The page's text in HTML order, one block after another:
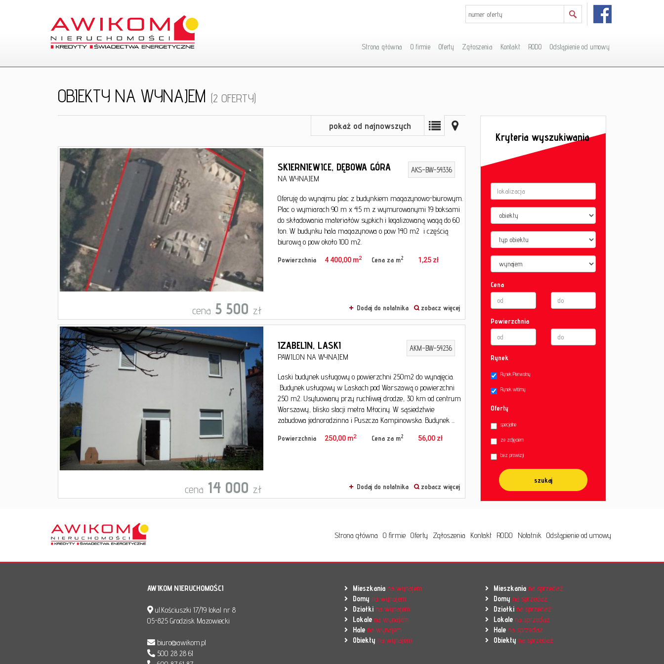
Strona główna O firmie Oferty Zgłoszenia Kontakt RODO Odstąpienie od umowy
OBIEKTY NA WYNAJEM (2 OFERTY)
pokaż od najnowszych
SKIERNIEWICE, DĘBOWA GÓRA
NA WYNAJEM
AKS-BW-54336
Oferuję do wynajmu plac z budynkiem magazynowo-biurowym.
Plac o wymiarach 90 m x 45 m z wymurowanymi 19 boksami
do składowania materiałów sypkich i legalizowaną wagą do 60
ton. W budynku hala magazynowa o pow 140 m2 i częścią
biurową o pow około 100 m2.
Powierzchnia 4 400,00 m2 Cena za m2 1,25 zł
cena 5 500 zł Dodaj do notatnika zobacz więcej
IZABELIN, LASKI
PAWILON NA WYNAJEM
AKM-BW-54236
Laski budynek usługowy o powierzchni 250m2 do wynajęcia.
Budynek usługowy w Laskach pod Warszawą o powierzchni
250 m2. Usytuowany przy ruchliwej drodze, 30 km od centrum
Warszawy, blisko stacji metra Młociny. W sąsiedztwie
zabudowa jednorodzinna i Puszcza Kampinowska. Budynek ...
Powierzchnia 250,00 m2 Cena za m2 56,00 zł
cena 14 000 zł Dodaj do notatnika zobacz więcej
Kryteria wyszukiwania
Cena
Powierzchnia
Rynek
Rynek Pierwotny
Rynek wtórny
Oferty
specjalne
ze zdjęciem
bez prowizji
Strona główna O firmie Oferty Zgłoszenia Kontakt RODO Notatnik Odstąpienie od umowy
AWIKOM NIERUCHOMOŚCI
ul.Kościuszki 17/19 lokal nr 8
05-825 Grodzisk Mazowiecki
biuro@awikom.pl
500 28 28 61
Mieszkania na wynajem
Domy na wynajem
Działki na wynajem
Lokale na wynajem
Hale na wynajem
Obiekty na wynajem
Mieszkania na sprzedaż
Domy na sprzedaż
Działki na sprzedaż
Lokale na sprzedaż
Hale na sprzedaż
Obiekty na sprzedaż